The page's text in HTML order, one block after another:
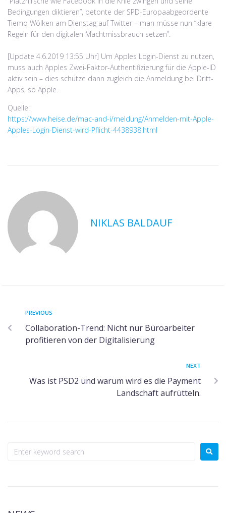
Bedingungen diktieren”, betonte der SPD-Europaabgeordente
Tiemo Wölken am Dienstag auf Twitter – man müsse nun “klare
Regeln für den digitalen Machtmissbrauch setzen”.
[Update 4.6.2019 13:55 Uhr] Um Apples Login-Dienst zu nutzen,
muss auch Apples Zwei-Faktor-Authentifizierung für die Apple-ID
aktiv sein – dies schütze dann zugleich die Anmeldung bei Dritt-
Apps, so Apple.
Quelle:
https://www.heise.de/mac-and-i/meldung/Anmelden-mit-Apple-
Apples-Login-Dienst-wird-Pflicht-4438938.html
NIKLAS BALDAUF
PREVIOUS
Collaboration-Trend: Nicht nur Büroarbeiter
profitieren von der Digitalisierung
NEXT
Was ist PSD2 und warum wird es die Payment
Landschaft aufrütteln.